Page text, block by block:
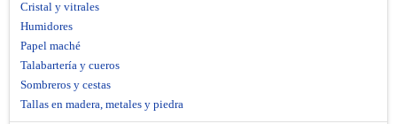
Cristal y vitrales
Humidores
Papel maché
Talabartería y cueros
Sombreros y cestas
Tallas en madera, metales y piedra